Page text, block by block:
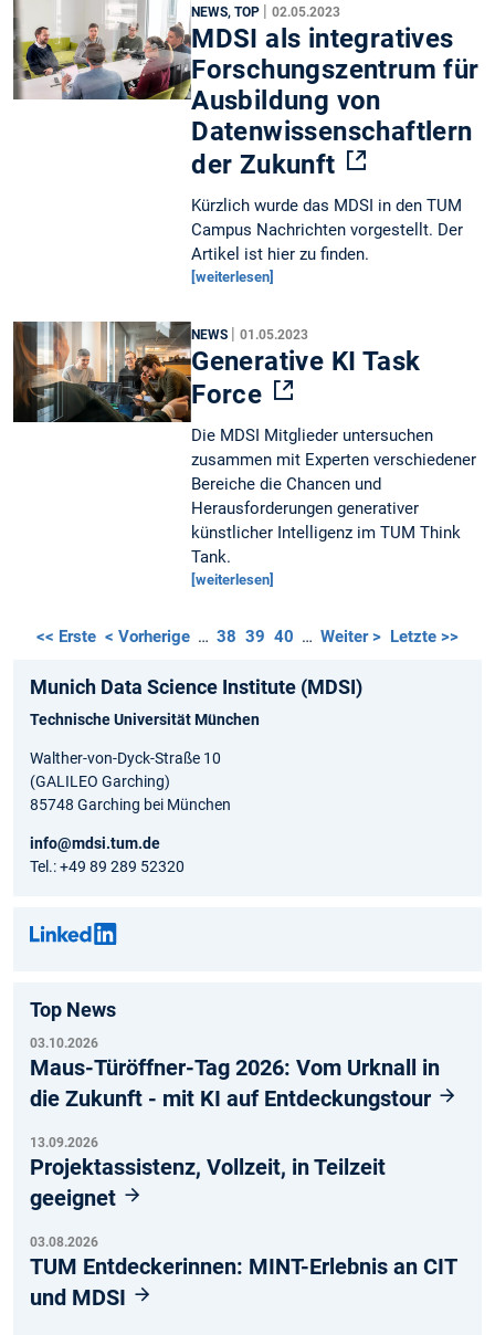
NEWS, TOP |02.05.2023
MDSI als integratives
Forschungszentrum für
Ausbildung von
Datenwissenschaftlern
der Zukunft
Kürzlich wurde das MDSI in den TUM
Campus Nachrichten vorgestellt. Der
Artikel ist hier zu finden.
[weiterlesen]
NEWS |01.05.2023
Generative KI Task
Force
Die MDSI Mitglieder untersuchen
zusammen mit Experten verschiedener
Bereiche die Chancen und
Herausforderungen generativer
künstlicher Intelligenz im TUM Think
Tank.
[weiterlesen]
<< Erste < Vorherige … 38 39 40 … Weiter > Letzte >>
Munich Data Science Institute (MDSI)
Technische Universität München
Walther-von-Dyck-Straße 10
(GALILEO Garching)
85748 Garching bei München
info@mdsi.tum.de
Tel.: +49 89 289 52320
Top News
03.10.2026
Maus-Türöffner-Tag 2026: Vom Urknall in
die Zukunft - mit KI auf Entdeckungstour
13.09.2026
Projektassistenz, Vollzeit, in Teilzeit
geeignet
03.08.2026
TUM Entdeckerinnen: MINT-Erlebnis an CIT
und MDSI